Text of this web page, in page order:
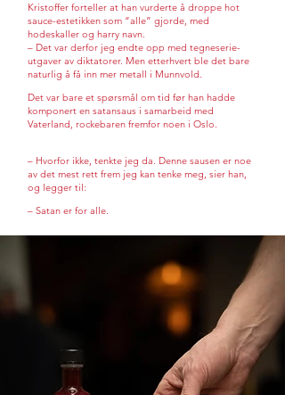
Kristoffer forteller at han vurderte å droppe hot
sauce-estetikken som “alle” gjorde, med
hodeskaller og harry navn.
– Det var derfor jeg endte opp med tegneserie-
utgaver av diktatorer. Men etterhvert ble det bare
naturlig å få inn mer metall i Munnvold.
Det var bare et spørsmål om tid før han hadde
komponert en satansaus i samarbeid med
Vaterland, rockebaren fremfor noen i Oslo.
– Hvorfor ikke, tenkte jeg da. Denne sausen er noe
av det mest rett frem jeg kan tenke meg, sier han,
og legger til:
– Satan er for alle.